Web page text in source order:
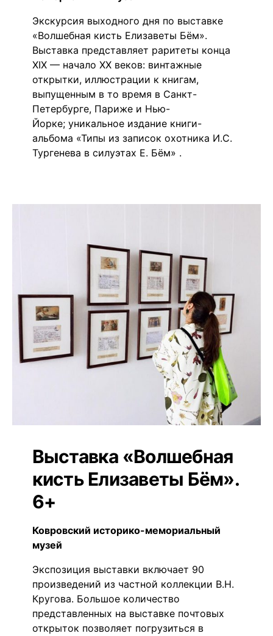
Экскурсия выходного дня по выставке
«Волшебная кисть Елизаветы Бём».
Выставка представляет раритеты конца
XIX — начало XX веков: винтажные
открытки, иллюстрации к книгам,
выпущенным в то время в Санкт-
Петербурге, Париже и Нью-
Йорке; уникальное издание книги-
альбома «Типы из записок охотника И.С.
Тургенева в силуэтах Е. Бём» .
Выставка «Волшебная
кисть Елизаветы Бём».
6+
Ковровский историко-мемориальный
музей
Экспозиция выставки включает 90
произведений из частной коллекции В.Н.
Кругова. Большое количество
представленных на выставке почтовых
открыток позволяет погрузиться в